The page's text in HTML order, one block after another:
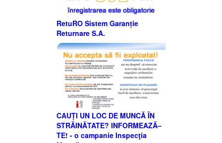
RetuRO Sistem Garanție
Returnare S.A.
CAUȚI UN LOC DE MUNCĂ ÎN
STRĂINĂTATE? INFORMEAZĂ–
TE! - o campanie Inspecţia